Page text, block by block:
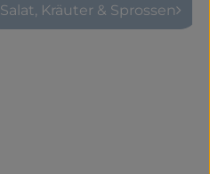
Salat, Kräuter & Sprossen